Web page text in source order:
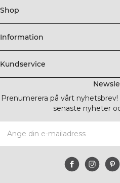
Shop
Information
Kundservice
Prenumerera på vårt nyhetsbrev!
senaste nyheter